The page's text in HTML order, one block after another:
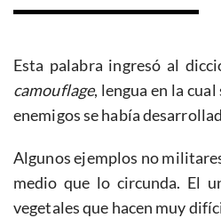
Esta palabra ingresó al
camouflage, lengua en la
enemigos se había
Algunos ejemplos no
medio que lo circunda. El
vegetales que hacen muy